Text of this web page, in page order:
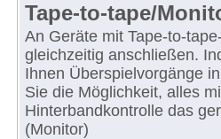
Tape-to-tape/
An Geräte mit Tape-to-
gleichzeitig anschließen.
Ihnen Überspielvorgänge
Sie die Möglichkeit, alles
Hinterbandkontrolle das
(Monitor)